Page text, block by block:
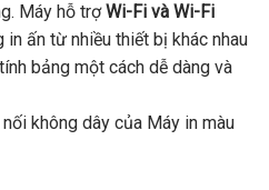
Máy hỗ trợWi-Fi và Wi-Fi
in ấn từ nhiều thiết bị khác nhau
bảng một cách dễ dàng và
không dây của Máy in màu